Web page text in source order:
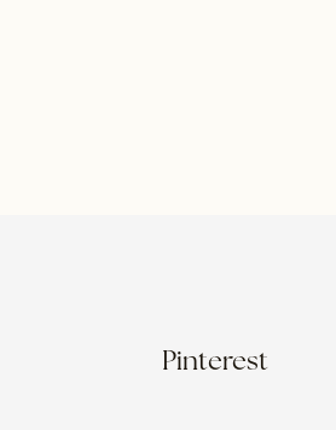
Pinterest